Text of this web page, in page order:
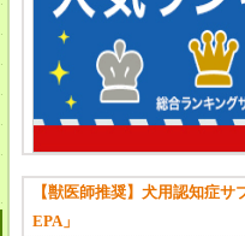
【獣医師推奨】犬用認知症
EPA」